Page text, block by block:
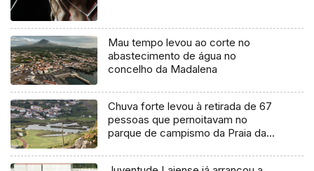
Mau tempo levou ao corte no
abastecimento de água no
concelho da Madalena
Chuva forte levou à retirada de 67
pessoas que pernoitavam no
parque de campismo da Praia da